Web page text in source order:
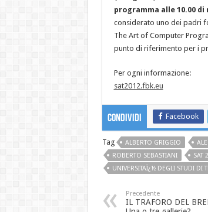
programma alle 10.00
considerato uno dei padri
The Art of Computer
punto di riferimento per i
Per ogni informazione:
sat2012.fbk.eu
Condividi Facebook
Tag ALBERTO GRIGGIO
ROBERTO SEBASTIANI
SAT
UNIVERSITAÏ¿½ DEGLI STUDI DI
Precedente
IL TRAFORO DEL